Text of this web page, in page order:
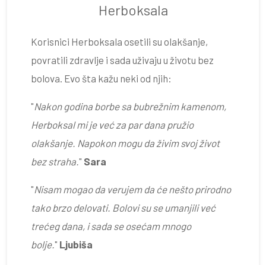
Herboksala
Korisnici Herboksala osetili su olakšanje,
povratili zdravlje i sada uživaju u životu bez
bolova. Evo šta kažu neki od njih:
"Nakon godina borbe sa bubrežnim kamenom,
Herboksal mi je već za par dana pružio
olakšanje. Napokon mogu da živim svoj život
bez straha. " Sara
"Nisam mogao da verujem da će nešto prirodno
tako brzo delovati. Bolovi su se umanjili već
trećeg dana, i sada se osećam mnogo
bolje. " Ljubiša